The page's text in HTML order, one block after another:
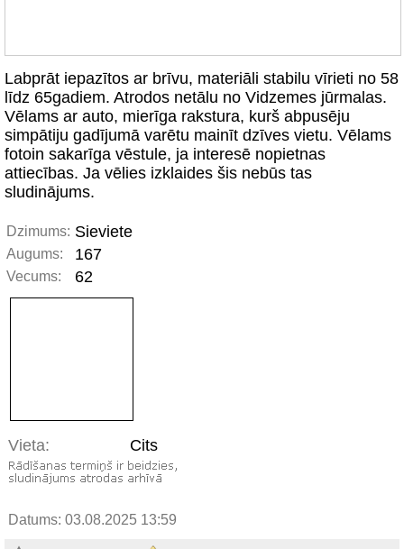
Labprāt iepazītos ar brīvu, materiāli stabilu vīrieti no 58
līdz 65gadiem. Atrodos netālu no Vidzemes jūrmalas.
Vēlams ar auto, mierīga rakstura, kurš abpusēju
simpātiju gadījumā varētu mainīt dzīves vietu. Vēlams
fotoin sakarīga vēstule, ja interesē nopietnas
attiecības. Ja vēlies izklaides šis nebūs tas
sludinājums.
Dzimums: Sieviete
Augums: 167
Vecums: 62
Vieta: Cits
Datums: 03.08.2025 13:59